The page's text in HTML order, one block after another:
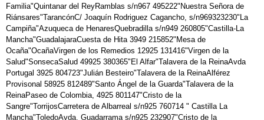
Familia"Quintanar del ReyRamblas s/n967 495222"Nuestra Señora de
Riánsares"TarancónC/ Joaquín Rodriguez Cagancho, s/n969323230"La
Campiña"Azuqueca de HenaresQuebradilla s/n949 260805"Castilla-La
Mancha"GuadalajaraCuesta de Hita 3949 215852"Mesa de
Ocaña"OcañaVirgen de los Remedios 12925 131416"Virgen de la
Salud"SonsecaSalud 49925 380365"El Alfar"Talavera de la ReinaAvda
Portugal 3925 804723"Julián Besteiro"Talavera de la ReinaAlférez
Provisonal 58925 812489"Santo Ángel de la Guarda"Talavera de la
ReinaPaseo de Colombia, 4925 801147"Cristo de la
Sangre"TorrijosCarretera de Albarreal s/n925 760714 " Castilla La
Mancha"ToledoAvda. Guadarrama s/n925 232907"Cristo de la